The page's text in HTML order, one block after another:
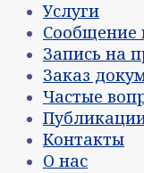
Услуги
Сообщение
Запись на
Заказ
Частые
Контакты
О нас